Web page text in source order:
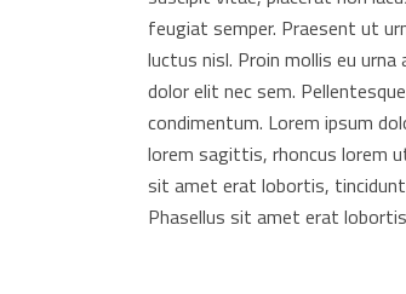
feugiat semper. Praesent ut
luctus nisl. Proin mollis eu
dolor elit nec sem.
condimentum. Lorem ipsum
lorem sagittis, rhoncus lorem
sit amet erat lobortis,
Phasellus sit amet erat